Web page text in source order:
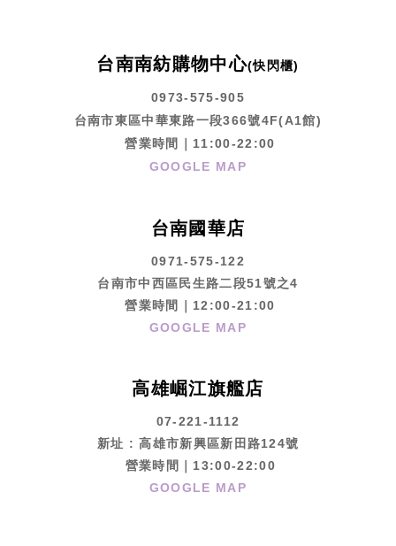
台南南紡購物中心(快閃櫃)
0973-575-905
台南市東區中華東路一段366號4F(A1館)
營業時間｜11:00-22:00
GOOGLE MAP
台南國華店
0971-575-122
台南市中西區民生路二段51號之4
營業時間｜12:00-21:00
GOOGLE MAP
高雄崛江旗艦店
07-221-1112
新址 : 高雄市新興區新田路124號
營業時間｜13:00-22:00
GOOGLE MAP